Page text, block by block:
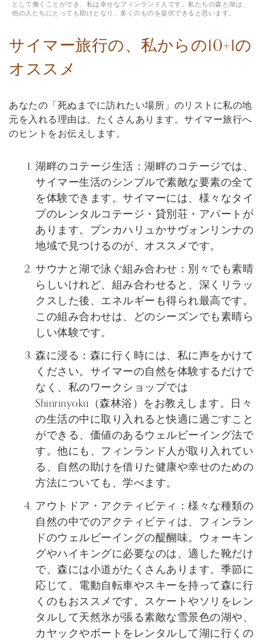
として働くことができ、私は幸せなフィンランド人です。私たちの森と湖は、
他の人たちにとっても助けとなり、多くのものを提供できると思います。
サイマー旅行の、私からの10+1の
オススメ
あなたの「死ぬまでに訪れたい場所」のリストに私の地
元を入れる理由は、たくさんあります。サイマー旅行へ
のヒントをお伝えします。
湖畔のコテージ生活：湖畔のコテージでは、
サイマー生活のシンプルで素敵な要素の全て
を体験できます。サイマーには、様々なタイ
プのレンタルコテージ・貸別荘・アパートが
あります。プンカハリュかサヴォンリンナの
地域で見つけるのが、オススメです。
サウナと湖で泳ぐ組み合わせ：別々でも素晴
らしいけれど、組み合わせると、深くリラッ
クスした後、エネルギーも得られ最高です。
この組み合わせは、どのシーズンでも素晴ら
しい体験です。
森に浸る：森に行く時には、私に声をかけて
ください。サイマーの自然を体験するだけで
なく、私のワークショップでは
Shinrinyoku（森林浴）をお教えします。日々
の生活の中に取り入れると快適に過ごすこと
ができる、価値のあるウェルビーイング法で
す。他にも、フィンランド人が取り入れてい
る、自然の助けを借りた健康や幸せのための
方法についても、学べます。
アウトドア・アクティビティ：様々な種類の
自然の中でのアクティビティは、フィンラン
ドのウェルビーイングの醍醐味。ウォーキン
グやハイキングに必要なのは、適した靴だけ
で、森には小道がたくさんあります。季節に
応じて、電動自転車やスキーを持って森に行
くのもおススメです。スケートやソリをレン
タルして天然氷が張る素敵な雪景色の湖や、
カヤックやボートをレンタルして湖に行くの